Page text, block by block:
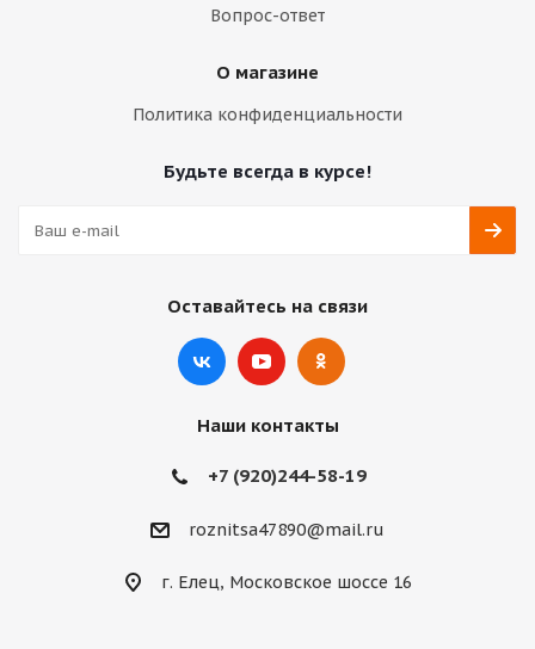
Вопрос-ответ
О магазине
Политика конфиденциальности
Будьте всегда в курсе!
Оставайтесь на связи
Наши контакты
+7 (920)244-58-19
roznitsa47890@mail.ru
г. Елец, Московское шоссе 16